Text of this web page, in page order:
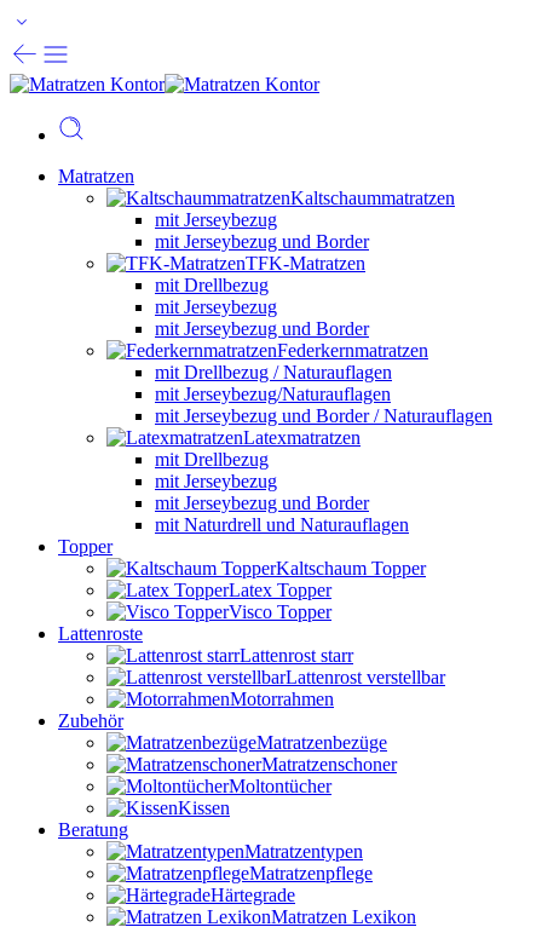
Matratzen
Kaltschaummatratzen
mit Jerseybezug
mit Jerseybezug und Border
TFK-Matratzen
mit Drellbezug
mit Jerseybezug
mit Jerseybezug und Border
Federkernmatratzen
mit Drellbezug / Naturauflagen
mit Jerseybezug/Naturauflagen
mit Jerseybezug und Border / Naturauflagen
Latexmatratzen
mit Drellbezug
mit Jerseybezug
mit Jerseybezug und Border
mit Naturdrell und Naturauflagen
Topper
Kaltschaum Topper
Latex Topper
Visco Topper
Lattenroste
Lattenrost starr
Lattenrost verstellbar
Motorrahmen
Zubehör
Matratzenbezüge
Matratzenschoner
Moltontücher
Kissen
Beratung
Matratzentypen
Matratzenpflege
Härtegrade
Matratzen Lexikon